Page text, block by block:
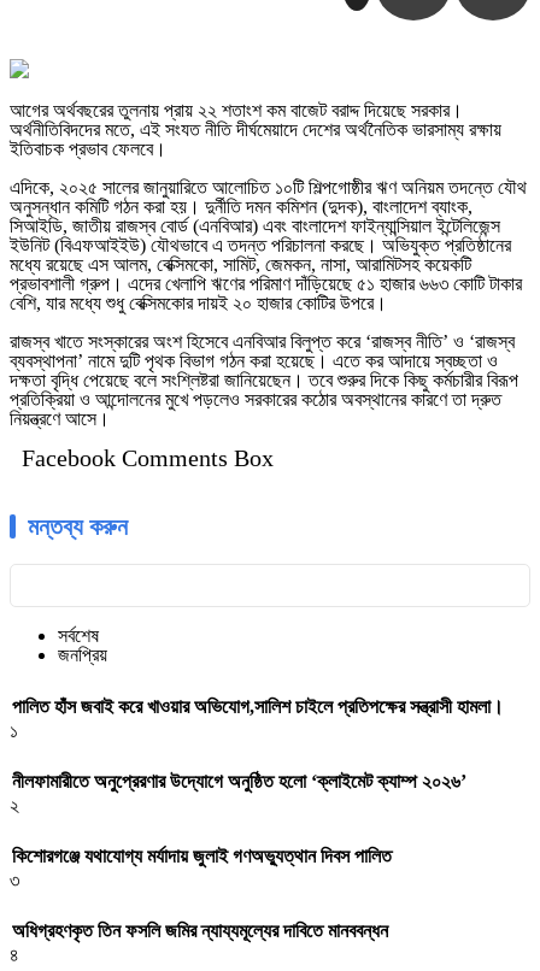
আগের অর্থবছরের তুলনায় প্রায় ২২ শতাংশ কম বাজেট বরাদ্দ দিয়েছে সরকার।
অর্থনীতিবিদদের মতে, এই সংযত নীতি দীর্ঘমেয়াদে দেশের অর্থনৈতিক ভারসাম্য রক্ষায়
ইতিবাচক প্রভাব ফেলবে।
এদিকে, ২০২৫ সালের জানুয়ারিতে আলোচিত ১০টি শিল্পগোষ্ঠীর ঋণ অনিয়ম তদন্তে যৌথ
অনুসন্ধান কমিটি গঠন করা হয়। দুর্নীতি দমন কমিশন (দুদক), বাংলাদেশ ব্যাংক,
সিআইডি, জাতীয় রাজস্ব বোর্ড (এনবিআর) এবং বাংলাদেশ ফাইন্যান্সিয়াল ইন্টেলিজেন্স
ইউনিট (বিএফআইইউ) যৌথভাবে এ তদন্ত পরিচালনা করছে। অভিযুক্ত প্রতিষ্ঠানের
মধ্যে রয়েছে এস আলম, বেক্সিমকো, সামিট, জেমকন, নাসা, আরামিটসহ কয়েকটি
প্রভাবশালী গ্রুপ। এদের খেলাপি ঋণের পরিমাণ দাঁড়িয়েছে ৫১ হাজার ৬৬৩ কোটি টাকার
বেশি, যার মধ্যে শুধু বেক্সিমকোর দায়ই ২০ হাজার কোটির উপরে।
রাজস্ব খাতে সংস্কারের অংশ হিসেবে এনবিআর বিলুপ্ত করে ‘রাজস্ব নীতি’ ও ‘রাজস্ব
ব্যবস্থাপনা’ নামে দুটি পৃথক বিভাগ গঠন করা হয়েছে। এতে কর আদায়ে স্বচ্ছতা ও
দক্ষতা বৃদ্ধি পেয়েছে বলে সংশ্লিষ্টরা জানিয়েছেন। তবে শুরুর দিকে কিছু কর্মচারীর বিরূপ
প্রতিক্রিয়া ও আন্দোলনের মুখে পড়লেও সরকারের কঠোর অবস্থানের কারণে তা দ্রুত
নিয়ন্ত্রণে আসে।
Facebook Comments Box
মন্তব্য করুন
সর্বশেষ
জনপ্রিয়
পালিত হাঁস জবাই করে খাওয়ার অভিযোগ,সালিশ চাইলে প্রতিপক্ষের সন্ত্রাসী হামলা।
১
নীলফামারীতে অনুপ্রেরণার উদ্যোগে অনুষ্ঠিত হলো ‘ক্লাইমেট ক্যাম্প ২০২৬’
২
কিশোরগঞ্জে যথাযোগ্য মর্যাদায় জুলাই গণঅভ্যুত্থান দিবস পালিত
৩
অধিগ্রহণকৃত তিন ফসলি জমির ন্যায্যমূল্যের দাবিতে মানববন্ধন
৪